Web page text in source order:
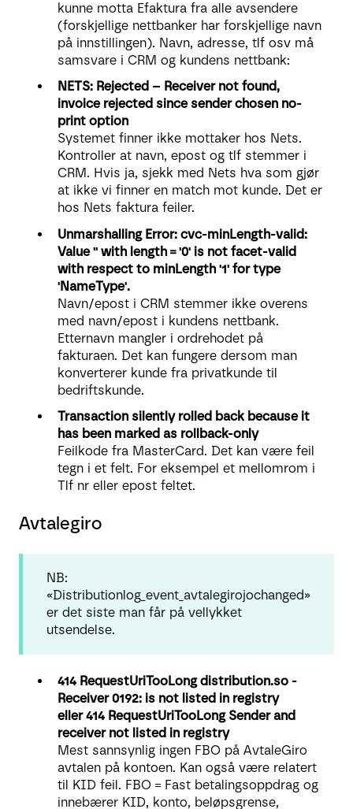
kunne motta Efaktura fra alle avsendere
(forskjellige nettbanker har forskjellige navn
på innstillingen). Navn, adresse, tlf osv må
samsvare i CRM og kundens nettbank:
NETS: Rejected – Receiver not found,
invoice rejected since sender chosen no-
print option
Systemet finner ikke mottaker hos Nets.
Kontroller at navn, epost og tlf stemmer i
CRM. Hvis ja, sjekk med Nets hva som gjør
at ikke vi finner en match mot kunde. Det er
hos Nets faktura feiler.
Unmarshalling Error: cvc-minLength-valid:
Value '' with length = '0' is not facet-valid
with respect to minLength '1' for type
'NameType'.
Navn/epost i CRM stemmer ikke overens
med navn/epost i kundens nettbank.
Etternavn mangler i ordrehodet på
fakturaen. Det kan fungere dersom man
konverterer kunde fra privatkunde til
bedriftskunde.
Transaction silently rolled back because it
has been marked as rollback-only
Feilkode fra MasterCard. Det kan være feil
tegn i et felt. For eksempel et mellomrom i
Tlf nr eller epost feltet.
Avtalegiro
NB:
«Distributionlog_event_avtalegirojochanged»
er det siste man får på vellykket
utsendelse.
414 RequestUriTooLong distribution.so -
Receiver 0192: is not listed in registry
eller 414 RequestUriTooLong Sender and
receiver not listed in registry
Mest sannsynlig ingen FBO på AvtaleGiro
avtalen på kontoen. Kan også være relatert
til KID feil. FBO = Fast betalingsoppdrag og
innebærer KID, konto, beløpsgrense,